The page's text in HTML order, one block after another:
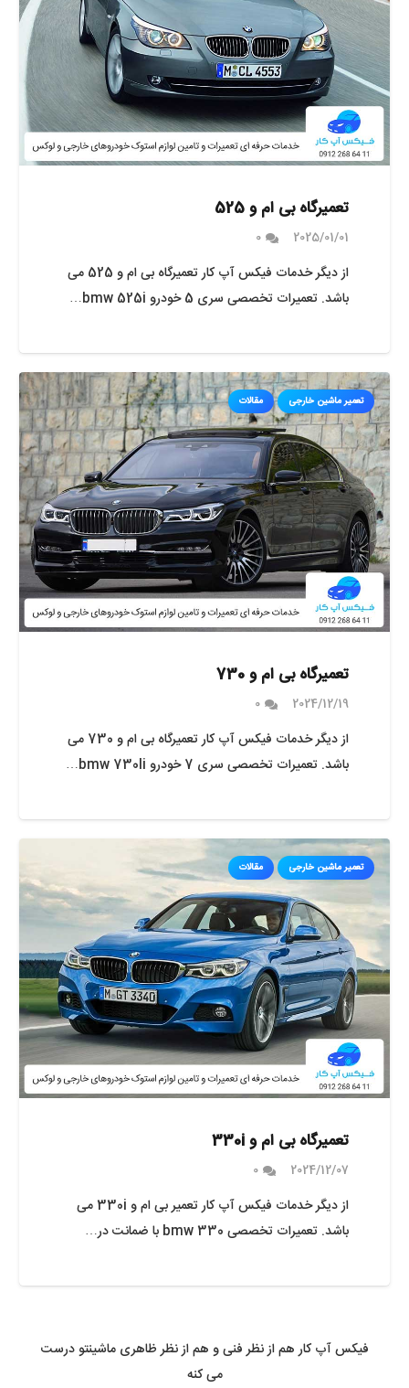
تعمیرگاه بی ام و 525
2025/01/01
0
از دیگر خدمات فیکس آپ کار تعمیرگاه بی ام و 525 می
باشد. تعمیرات تخصصی سری 5 خودرو bmw 525i…
تعمیر ماشین خارجی مقالات
تعمیرگاه بی ام و 730
2024/12/19
0
از دیگر خدمات فیکس آپ کار تعمیرگاه بی ام و 730 می
باشد. تعمیرات تخصصی سری 7 خودرو bmw 730li…
تعمیر ماشین خارجی مقالات
تعمیرگاه بی ام و 330i
2024/12/07
0
از دیگر خدمات فیکس آپ کار تعمیر بی ام و 330i می
باشد. تعمیرات تخصصی bmw 330 با ضمانت در…
فیکس آپ کار هم از نظر فنی و هم از نظر ظاهری ماشینتو درست
می کنه